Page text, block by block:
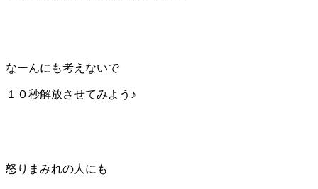
なーんにも考えないで
１０秒解放させてみよう♪
怒りまみれの人にも